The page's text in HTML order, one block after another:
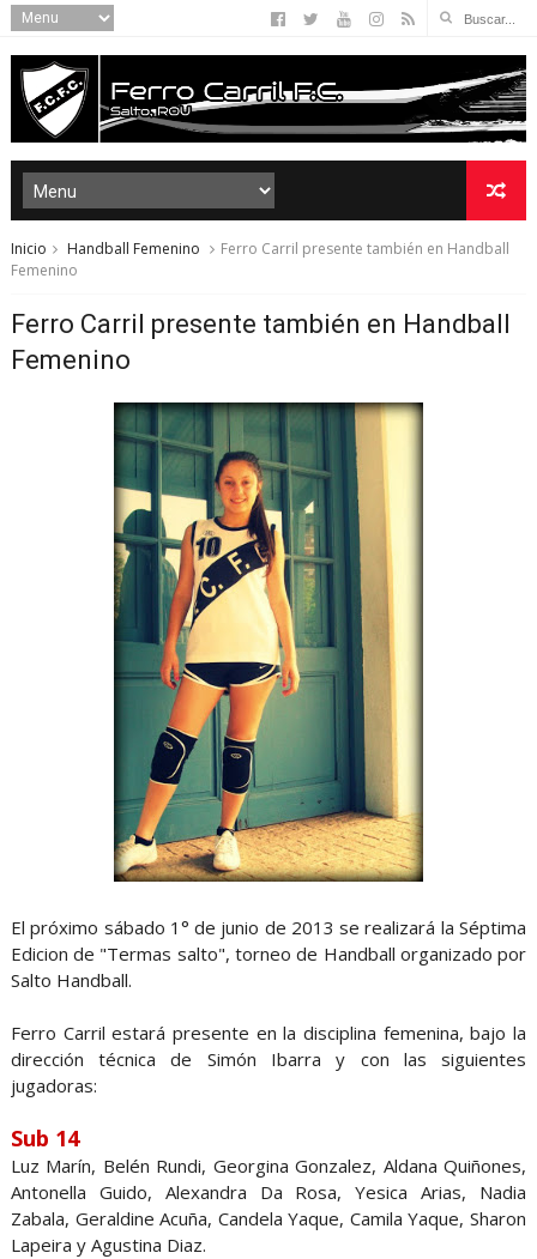
Inicio Handball Femenino
Ferro Carril presente también en Handball
Femenino
Ferro Carril presente también en Handball
Femenino
El próximo sábado 1° de junio de 2013 se realizará la Séptima
Edicion de "Termas salto", torneo de Handball organizado por
Salto Handball.
Ferro Carril estará presente en la disciplina femenina, bajo la
dirección técnica de Simón Ibarra y con las siguientes
jugadoras:
Sub 14
Luz Marín, Belén Rundi, Georgina Gonzalez, Aldana Quiñones,
Antonella Guido, Alexandra Da Rosa, Yesica Arias, Nadia
Zabala, Geraldine Acuña, Candela Yaque, Camila Yaque, Sharon
Lapeira y Agustina Diaz.